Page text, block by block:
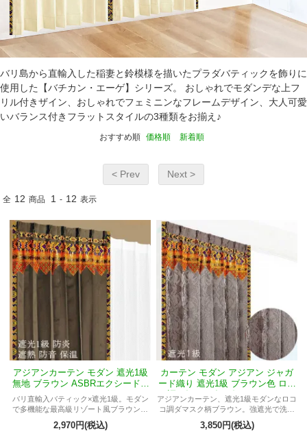
バリ島から直輸入した稲妻と鈴模様を描いたプラダバティックを飾りに
使用した【バチカン・エーゲ】シリーズ。 おしゃれでモダンデな上フ
リル付きザイン、おしゃれでフェミニンなフレームデザイン、大人可愛
いバランス付きフラットスタイルの3種類をお揃え♪
おすすめ順 価格順 新着順
< Prev Next >
全 12 商品 1 - 12 表示
アジアンカーテン モダン 遮光1級
無地 ブラウン ASBRエクシードM
ジンバラン
バリ直輸入バティック×遮光1級。モダン
で多機能な最高級リゾート風ブラウンカ
ーテン。
2,970円(税込)
カーテン モダン アジアン ジャガ
ード織り 遮光1級 ブラウン色 ロコ
コ調 ダマスク柄 《ASBRジャカル
タMジンバラン》
アジアンカーテン、遮光1級モダンなロコ
コ調ダマスク柄ブラウン。強遮光で洗練
された大人のインテリアを演出。
3,850円(税込)